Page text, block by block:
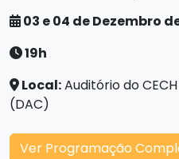
03 e 04 de Dezembro
19h
Local:Auditório do
(DAC)
Ver Programação